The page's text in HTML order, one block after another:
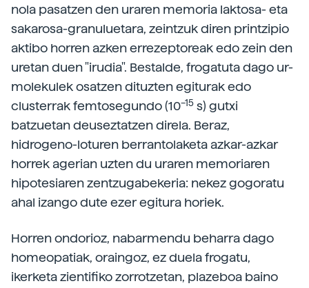
nola pasatzen den uraren memoria laktosa- eta
sakarosa-granuluetara, zeintzuk diren printzipio
aktibo horren azken errezeptoreak edo zein den
uretan duen "irudia". Bestalde, frogatuta dago ur-
molekulek osatzen dituzten egiturak edo
clusterrak femtosegundo (10–15 s) gutxi
batzuetan deuseztatzen direla. Beraz,
hidrogeno-loturen berrantolaketa azkar-azkar
horrek agerian uzten du uraren memoriaren
hipotesiaren zentzugabekeria: nekez gogoratu
ahal izango dute ezer egitura horiek.
Horren ondorioz, nabarmendu beharra dago
homeopatiak, oraingoz, ez duela frogatu,
ikerketa zientifiko zorrotzetan, plazeboa baino